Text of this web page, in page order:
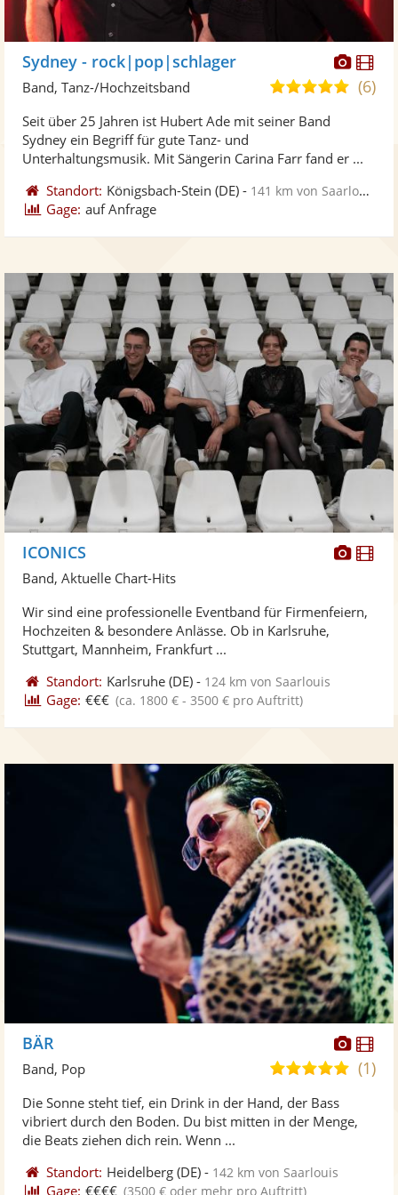
Sydney - rock|pop|schlager
4,9
Sternen
(6)
Band, Tanz-/Hochzeitsband
Seit über 25 Jahren ist Hubert Ade mit seiner Band
Sydney ein Begriff für gute Tanz- und
Unterhaltungsmusik. Mit Sängerin Carina Farr fand er ...
Standort: Königsbach-Stein (DE) - 141 km von Saarlouis
Gage: auf Anfrage
Fotos
ICONICS
Band, Aktuelle Chart-Hits
Wir sind eine professionelle Eventband für Firmenfeiern,
Hochzeiten & besondere Anlässe. Ob in Karlsruhe,
Stuttgart, Mannheim, Frankfurt ...
Standort: Karlsruhe (DE) - 124 km von Saarlouis
Gage: €€€ (ca. 1800 € - 3500 € pro Auftritt)
BÄR
5,0
Sternen
(1)
Band, Pop
Die Sonne steht tief, ein Drink in der Hand, der Bass
vibriert durch den Boden. Du bist mitten in der Menge,
die Beats ziehen dich rein. Wenn ...
Standort: Heidelberg (DE) - 142 km von Saarlouis
Gage: €€€€ (3500 € oder mehr pro Auftritt)